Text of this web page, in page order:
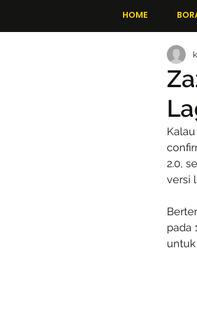
HOME
2.0,
versi
pada
untuk